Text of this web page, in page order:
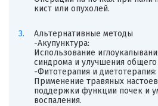
кист или опухолей.
Альтернативные методы
-Акупунктура:
Использование
синдрома и улучшения общего
-Фитотерапия и диетотерапия:
Применение травяных
поддержки функции почек и
воспаления.